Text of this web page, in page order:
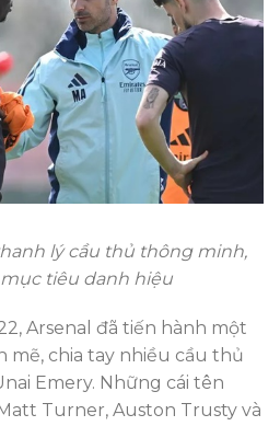
lý cầu thủ thông minh,
tiêu danh hiệu
Arsenal đã tiến hành một
mẽ, chia tay nhiều cầu thủ
Emery. Những cái tên
Turner, Auston Trusty và